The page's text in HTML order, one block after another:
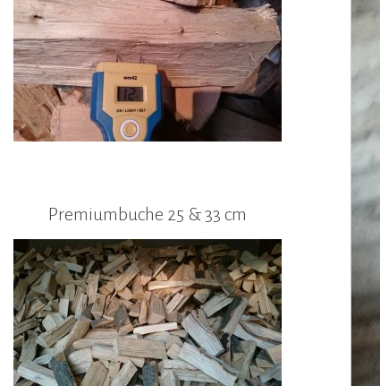
Premiumbuche 25 & 33 cm